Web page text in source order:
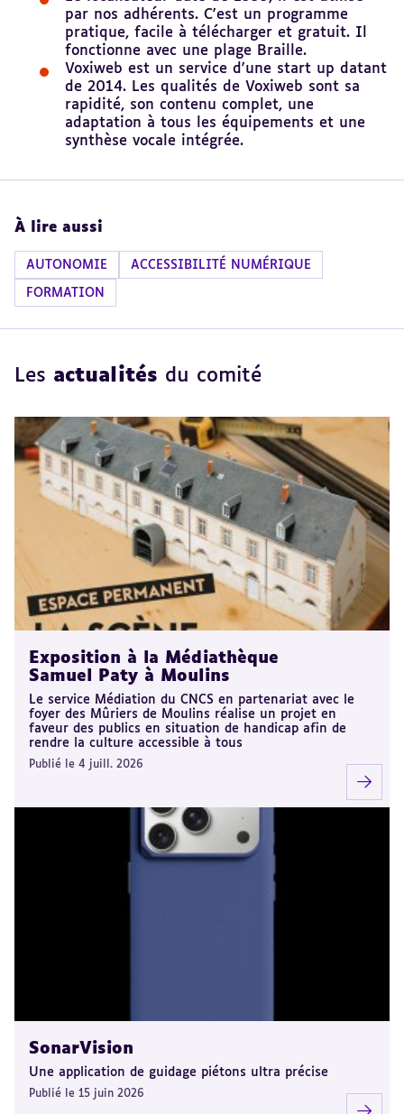
par nos adhérents. C'est un programme
pratique, facile à télécharger et gratuit. Il
fonctionne avec une plage Braille.
Voxiweb est un service d'une start up datant
de 2014. Les qualités de Voxiweb sont sa
rapidité, son contenu complet, une
adaptation à tous les équipements et une
synthèse vocale intégrée.
À lire aussi
AUTONOMIE ACCESSIBILITÉ NUMÉRIQUE
FORMATION
Les actualités du comité
Exposition à la Médiathèque
Samuel Paty à Moulins
Le service Médiation du CNCS en partenariat avec le
foyer des Mûriers de Moulins réalise un projet en
faveur des publics en situation de handicap afin de
rendre la culture accessible à tous
Publié le 4 juill. 2026
SonarVision
Une application de guidage piétons ultra précise
Publié le 15 juin 2026